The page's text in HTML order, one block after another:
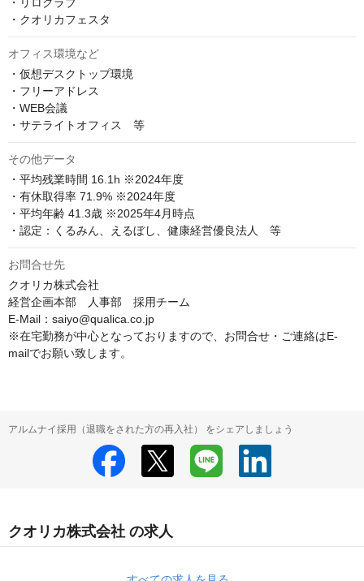
・クオリカフェスタ
オフィス環境など
・仮想デスクトップ環境
・フリーアドレス
・WEB会議
・サテライトオフィス　等
その他データ
・平均残業時間 16.1h ※2024年度
・有休取得率 71.9% ※2024年度
・平均年齢 41.3歳 ※2025年4月時点
・認定：くるみん、えるぼし、健康経営優良法人　等
お問合せ先
クオリカ株式会社
経営企画本部　人事部　採用チーム
E-Mail：saiyo@qualica.co.jp
※在宅勤務が中心となっておりますので、お問合せ・ご連絡はE-
mailでお願い致します。
アルムナイ採用（退職をされた方の再入社） をシェアしましょう
クオリカ株式会社 の求人